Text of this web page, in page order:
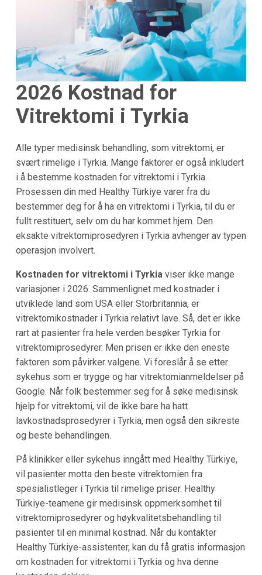
2026 Kostnad for
Vitrektomi i Tyrkia
Alle typer medisinsk behandling, som vitrektomi, er
svært rimelige i Tyrkia. Mange faktorer er også inkludert
i å bestemme kostnaden for vitrektomi i Tyrkia.
Prosessen din med Healthy Türkiye varer fra du
bestemmer deg for å ha en vitrektomi i Tyrkia, til du er
fullt restituert, selv om du har kommet hjem. Den
eksakte vitrektomiprosedyren i Tyrkia avhenger av typen
operasjon involvert.
Kostnaden for vitrektomi i Tyrkia viser ikke mange
variasjoner i 2026. Sammenlignet med kostnader i
utviklede land som USA eller Storbritannia, er
vitrektomikostnader i Tyrkia relativt lave. Så, det er ikke
rart at pasienter fra hele verden besøker Tyrkia for
vitrektomiprosedyrer. Men prisen er ikke den eneste
faktoren som påvirker valgene. Vi foreslår å se etter
sykehus som er trygge og har vitrektomianmeldelser på
Google. Når folk bestemmer seg for å søke medisinsk
hjelp for vitrektomi, vil de ikke bare ha hatt
lavkostnadsprosedyrer i Tyrkia, men også den sikreste
og beste behandlingen.
På klinikker eller sykehus inngått med Healthy Türkiye,
vil pasienter motta den beste vitrektomien fra
spesialistleger i Tyrkia til rimelige priser. Healthy
Türkiye-teamene gir medisinsk oppmerksomhet til
vitrektomiprosedyrer og høykvalitetsbehandling til
pasienter til en minimal kostnad. Når du kontakter
Healthy Türkiye-assistenter, kan du få gratis informasjon
om kostnaden for vitrektomi i Tyrkia og hva denne